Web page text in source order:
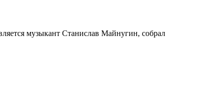
музыкант Станислав Майнугин, собрал